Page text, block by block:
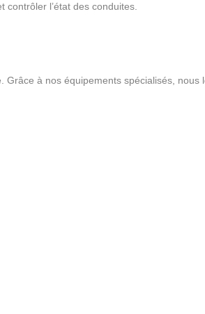
contrôler l’état des conduites.
Grâce à nos équipements spécialisés, nous